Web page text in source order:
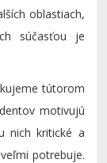
oblastiach,
súčasťou je
tútorom
motivujú
nich kritické a
potrebuje.